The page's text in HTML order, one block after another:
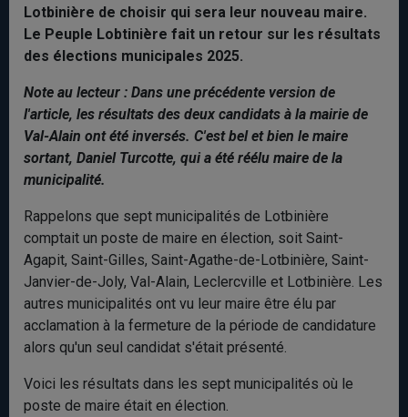
Lotbinière de choisir qui sera leur nouveau maire.
Le Peuple Lobtinière fait un retour sur les résultats
des élections municipales 2025.
Note au lecteur : Dans une précédente version de
l'article, les résultats des deux candidats à la mairie de
Val-Alain ont été inversés. C'est bel et bien le maire
sortant, Daniel Turcotte, qui a été réélu maire de la
municipalité.
Rappelons que sept municipalités de Lotbinière
comptait un poste de maire en élection, soit Saint-
Agapit, Saint-Gilles, Saint-Agathe-de-Lotbinière, Saint-
Janvier-de-Joly, Val-Alain, Leclercville et Lotbinière. Les
autres municipalités ont vu leur maire être élu par
acclamation à la fermeture de la période de candidature
alors qu'un seul candidat s'était présenté.
Voici les résultats dans les sept municipalités où le
poste de maire était en élection.